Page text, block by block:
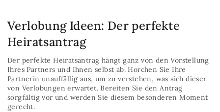
Verlobung Ideen: Der perfekte
Heiratsantrag
Der perfekte Heiratsantrag hängt ganz von den Vorstellung
Ihres Partners und Ihnen selbst ab. Horchen Sie Ihre
Partnerin unauffällig aus, um zu verstehen, was sich dieser
von Verlobungen erwartet. Bereiten Sie den Antrag
sorgfältig vor und werden Sie diesem besonderen Moment
gerecht.